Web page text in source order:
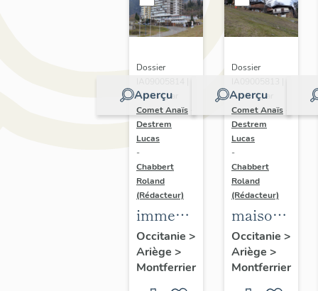
Aperçu
Dossier
Réalisé par
Comet Anaïs
Destrem
Lucas
-
Chabbert
Roland
(Rédacteur)
immeubles
et hôtels
Occitanie >
Ariège >
Montferrier
Aperçu
Dossier
Réalisé par
Comet Anaïs
Destrem
Lucas
-
Chabbert
Roland
(Rédacteur)
maisons
dites
chalets
Occitanie >
Ariège >
Montferrier